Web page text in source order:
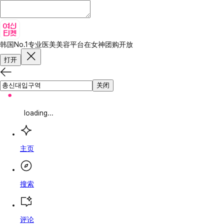
韩国No.1专业医美美容平台在女神团购开放
打开
关闭
loading...
主页
搜索
评论